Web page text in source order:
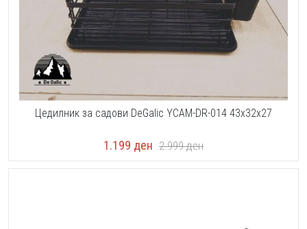
Цедилник за садови DeGalic YCAM-DR-014 43x32x27
1.199 ден 2.999ден